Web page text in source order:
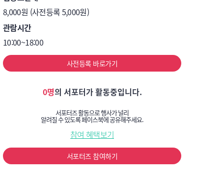
8,000원 (사전등록 5,000원)
관람시간
10:00~18:00
사전등록 바로가기
0명의 서포터가 활동중입니다.
서포터즈 활동으로 행사가 널리
알려질 수 있도록 페이스북에 공유해주세요.
참여 혜택보기
서포터즈 참여하기